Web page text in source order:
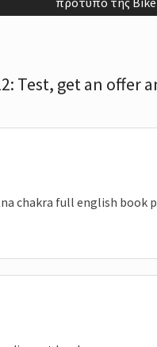
Test, get an offer
chakra full english book